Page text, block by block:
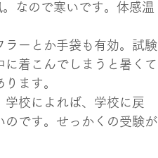
なので寒いです。体感温
ラーとか手袋も有効。試験
着こんでしまうと暑くて
ます。
校によれば、学校に戻
のです。せっかくの受験が